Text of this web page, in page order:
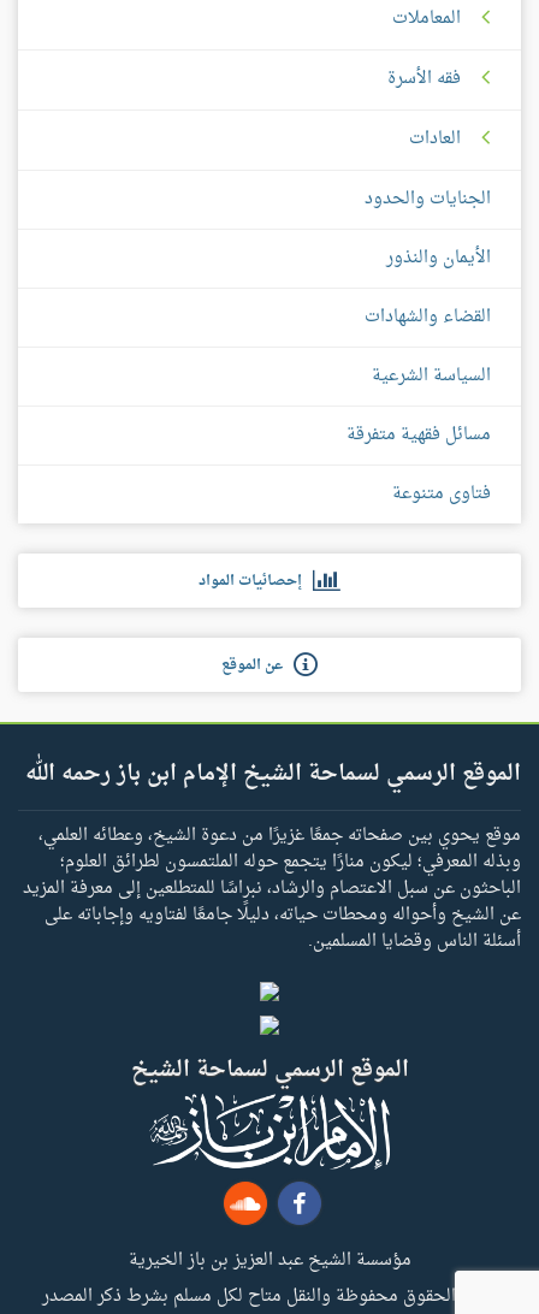
المعاملات
فقه الأسرة
العادات
الجنايات والحدود
الأيمان والنذور
القضاء والشهادات
السياسة الشرعية
مسائل فقهية متفرقة
فتاوى متنوعة
إحصائيات المواد
عن الموقع
الموقع الرسمي لسماحة الشيخ الإمام ابن باز رحمه الله
موقع يحوي بين صفحاته جمعًا غزيرًا من دعوة الشيخ، وعطائه العلمي،
وبذله المعرفي؛ ليكون منارًا يتجمع حوله الملتمسون لطرائق العلوم؛
الباحثون عن سبل الاعتصام والرشاد، نبراسًا للمتطلعين إلى معرفة المزيد
عن الشيخ وأحواله ومحطات حياته، دليلًا جامعًا لفتاويه وإجاباته على
أسئلة الناس وقضايا المسلمين.
الموقع الرسمي لسماحة الشيخ
مؤسسة الشيخ عبد العزيز بن باز الخيرية
جميع الحقوق محفوظة والنقل متاح لكل مسلم بشرط ذكر المصدر